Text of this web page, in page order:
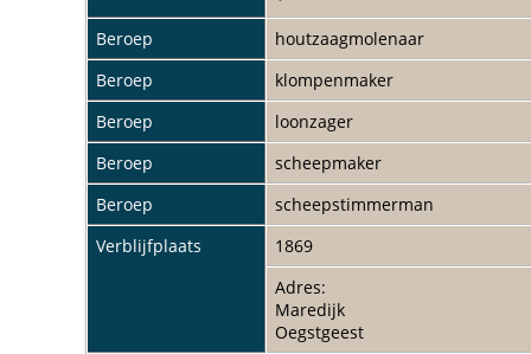
Archief:
516
Registratienummer:
4705
Aktenummer:
558
Akteplaats:
Leiden
Collectie:
Archiefnaam: Archief van de
Boek:
Beroep
houtzaagmolenaar
Beroep
klompenmaker
Beroep
loonzager
Beroep
scheepmaker
Beroep
scheepstimmerman
Verblijfplaats
1869
Adres:
Maredijk
Oegstgeest